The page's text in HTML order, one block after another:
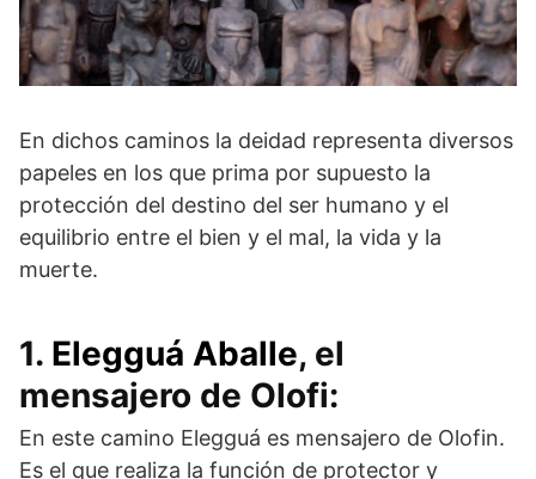
En dichos caminos la deidad representa diversos
papeles en los que prima por supuesto la
protección del destino del ser humano y el
equilibrio entre el bien y el mal, la vida y la
muerte.
1. Elegguá Aballe, el
mensajero de Olofi:
En este camino Elegguá es mensajero de Olofin.
Es el que realiza la función de protector y